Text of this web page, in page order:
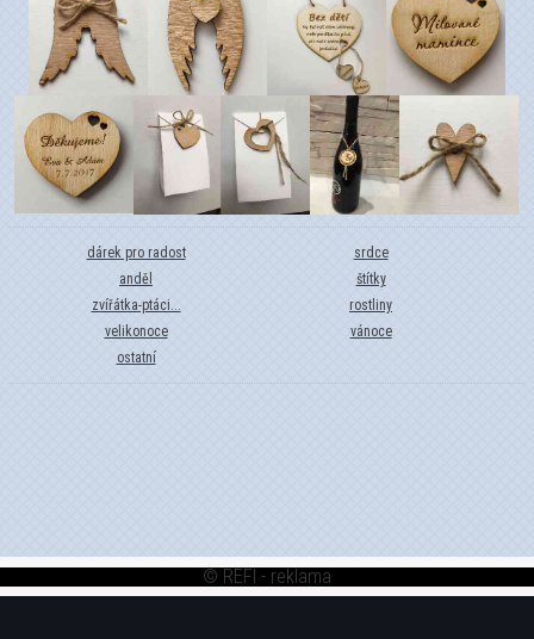
dárek pro radost
srdce
anděl
štítky
zvířátka-ptáci...
rostliny
velikonoce
vánoce
ostatní
© REFI - reklama